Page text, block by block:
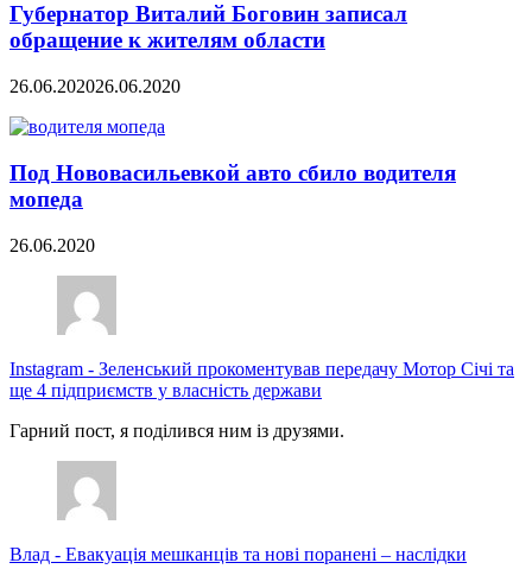
Губернатор Виталий Боговин записал
обращение к жителям области
26.06.202026.06.2020
Под Нововасильевкой авто сбило водителя
мопеда
26.06.2020
Instagram - Зеленський прокоментував передачу Мотор Січі та
ще 4 підприємств у власність держави
Гарний пост, я поділився ним із друзями.
Влад - Евакуація мешканців та нові поранені – наслідки